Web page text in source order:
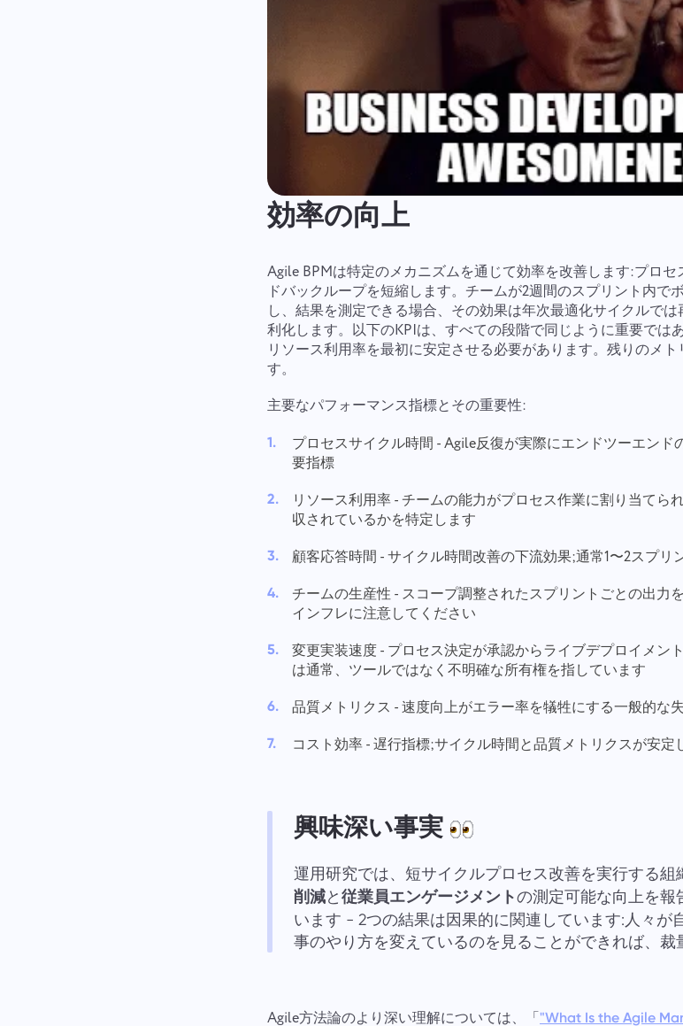
効率の向上
Agile BPMは特定のメカニズムを通じて効率を改善します:プロ
ドバックループを短縮します。チームが2週間のスプリント内で
し、結果を測定できる場合、その効果は年次最適化サイクルで
利化します。以下のKPIは、すべての段階で同じように重要では
リソース利用率を最初に安定させる必要があります。残りのメ
す。
主要なパフォーマンス指標とその重要性:
プロセスサイクル時間 - Agile反復が実際にエンドツーエン
要指標
リソース利用率 - チームの能力がプロセス作業に割り当てら
収されているかを特定します
顧客応答時間 - サイクル時間改善の下流効果;通常1〜2スプリ
チームの生産性 - スコープ調整されたスプリントごとの出力
インフレに注意してください
変更実装速度 - プロセス決定が承認からライブデプロイメン
は通常、ツールではなく不明確な所有権を指しています
品質メトリクス - 速度向上がエラー率を犠牲にする一般的な
コスト効率 - 遅行指標;サイクル時間と品質メトリクスが安
興味深い事実
運用研究では、短サイクルプロセス改善を実行する組
削減と従業員エンゲージメントの測定可能な向上を報
います - 2つの結果は因果的に関連しています:人々が
事のやり方を変えているのを見ることができれば、裁
Agile方法論のより深い理解については、「"What Is the Agile
従って個人情報が処理されることに同
プライバシーポリシー。
送信